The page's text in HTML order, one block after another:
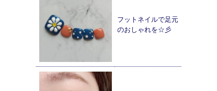
フットネイルで足元
のおしゃれを☆彡